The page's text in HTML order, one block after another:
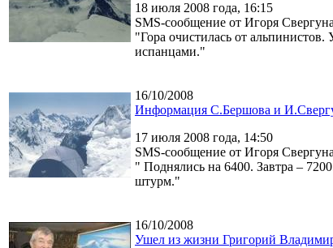
18 июля 2008 года, 16:15
SMS-сообщение от Игоря
"Гора очистилась от
испанцами."
16/10/2008
Информация С.Бершова и
17 июля 2008 года, 14:50
SMS-сообщение от Игоря
" Поднялись на 6400. Завтра –
штурм."
16/10/2008
Ушел из жизни Григорий